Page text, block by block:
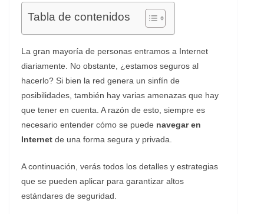
Tabla de contenidos
La gran mayoría de personas entramos a Internet
diariamente. No obstante, ¿estamos seguros al
hacerlo? Si bien la red genera un sinfín de
posibilidades, también hay varias amenazas que hay
que tener en cuenta. A razón de esto, siempre es
necesario entender cómo se puede navegar en
Internet de una forma segura y privada.
A continuación, verás todos los detalles y estrategias
que se pueden aplicar para garantizar altos
estándares de seguridad.